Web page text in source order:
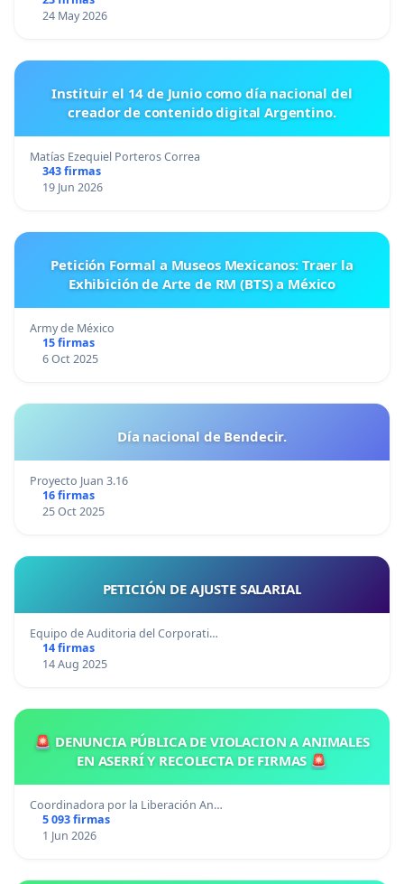
24 May 2026
Instituir el 14 de Junio como día nacional del
creador de contenido digital Argentino.
Matías Ezequiel Porteros Correa
343 firmas
19 Jun 2026
Petición Formal a Museos Mexicanos: Traer la
Exhibición de Arte de RM (BTS) a México
Army de México
15 firmas
6 Oct 2025
Día nacional de Bendecir.
Proyecto Juan 3.16
16 firmas
25 Oct 2025
PETICIÓN DE AJUSTE SALARIAL
Equipo de Auditoria del Corporati…
14 firmas
14 Aug 2025
🚨 DENUNCIA PÚBLICA DE VIOLACION A ANIMALES
EN ASERRÍ Y RECOLECTA DE FIRMAS 🚨
Coordinadora por la Liberación An…
5 093 firmas
1 Jun 2026